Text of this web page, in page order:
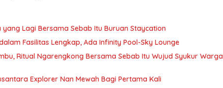
Lagi Bersama Sebab Itu Buruan Staycation
Fasilitas Lengkap, Ada Infinity Pool-Sky Lounge
Ritual Ngarengkong Bersama Sebab Itu Wujud Syukur Warga
Explorer Nan Mewah Bagi Pertama Kali